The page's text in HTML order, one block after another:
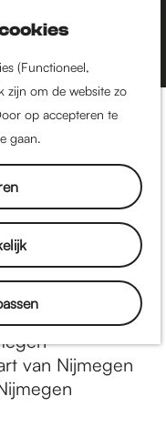
(Functioneel,
zijn om de website zo
op accepteren te
gaan.
Nieuw-West
stad van
tijdlijn
Nijmegen
van Nijmegen